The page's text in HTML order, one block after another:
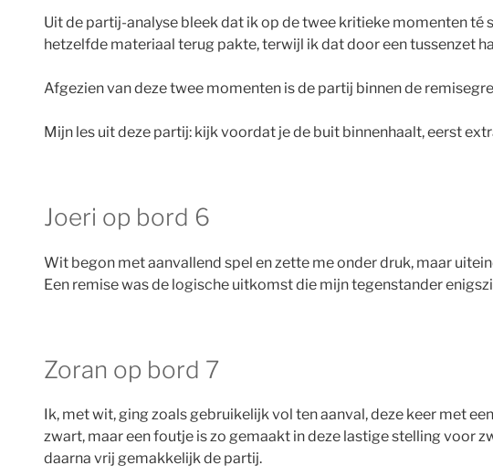
Uit de partij-analyse bleek dat ik op de twee kritieke momenten
hetzelfde materiaal terug pakte, terwijl ik dat door een tussenzet
Afgezien van deze twee momenten is de partij binnen de
Mijn les uit deze partij: kijk voordat je de buit binnenhaalt, eerst
Joeri op bord 6
Wit begon met aanvallend spel en zette me onder druk, maar
Een remise was de logische uitkomst die mijn tegenstander
Zoran op bord 7
Ik, met wit, ging zoals gebruikelijk vol ten aanval, deze keer met
zwart, maar een foutje is zo gemaakt in deze lastige stelling voor
daarna vrij gemakkelijk de partij.